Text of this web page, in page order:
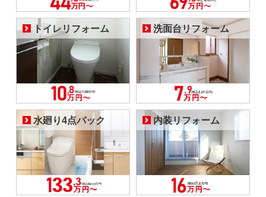
トイレリフォーム 洗面台リフォーム
水廻り4点パック 内装リフォーム